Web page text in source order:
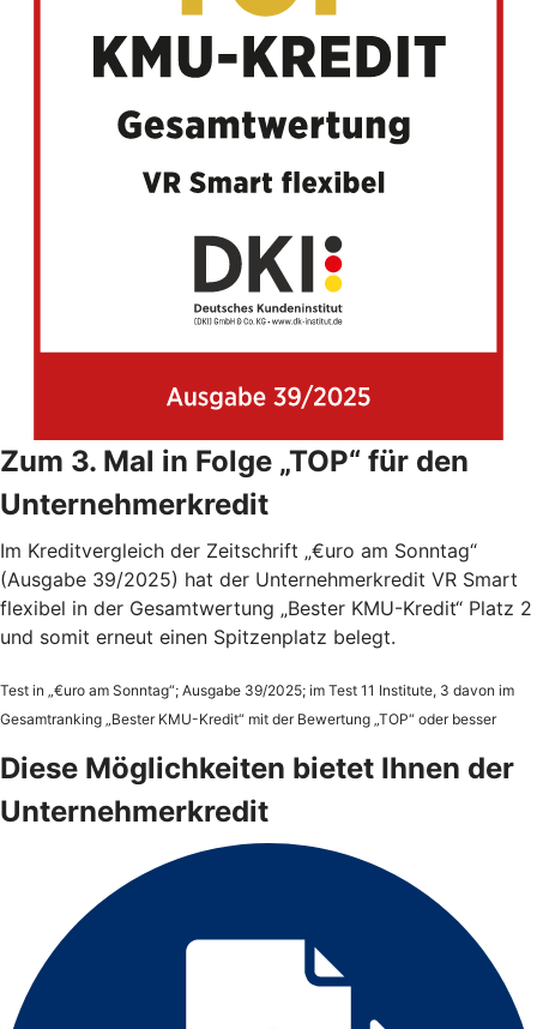
Zum 3. Mal in Folge „TOP“ für den
Unternehmerkredit
Im Kreditvergleich der Zeitschrift „€uro am Sonntag“
(Ausgabe 39/2025) hat der Unternehmerkredit VR Smart
flexibel in der Gesamtwertung „Bester KMU-Kredit“ Platz 2
und somit erneut einen Spitzenplatz belegt.
Test in „€uro am Sonntag“; Ausgabe 39/2025; im Test 11 Institute, 3 davon im
Gesamtranking „Bester KMU-Kredit“ mit der Bewertung „TOP“ oder besser
Diese Möglichkeiten bietet Ihnen der
Unternehmerkredit